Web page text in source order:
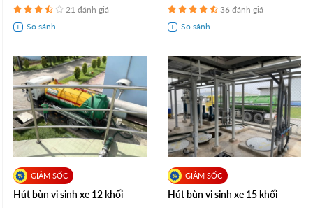
21 đánh giá 36 đánh giá
Hút bùn vi sinh xe 12 khối Hút bùn vi sinh xe 15 khối